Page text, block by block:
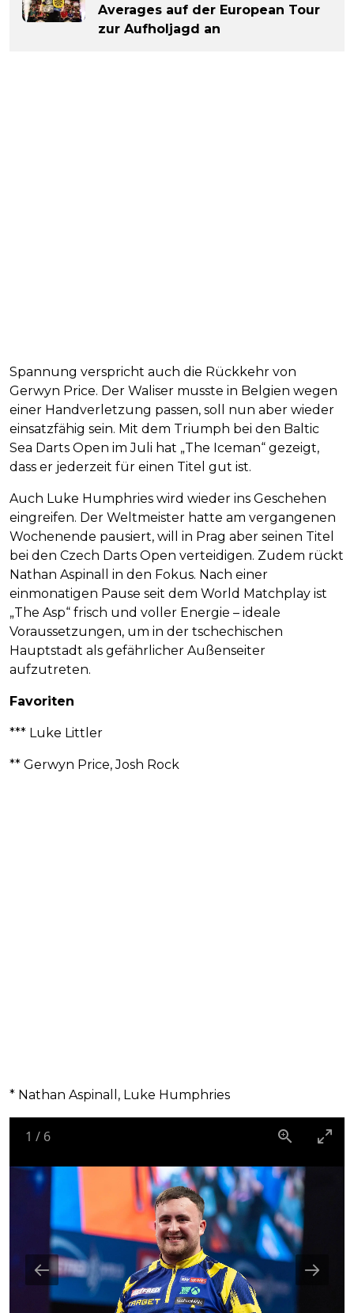
Averages auf der European Tour
zur Aufholjagd an
Spannung verspricht auch die Rückkehr von
Gerwyn Price. Der Waliser musste in Belgien wegen
einer Handverletzung passen, soll nun aber wieder
einsatzfähig sein. Mit dem Triumph bei den Baltic
Sea Darts Open im Juli hat „The Iceman“ gezeigt,
dass er jederzeit für einen Titel gut ist.
Auch Luke Humphries wird wieder ins Geschehen
eingreifen. Der Weltmeister hatte am vergangenen
Wochenende pausiert, will in Prag aber seinen Titel
bei den Czech Darts Open verteidigen. Zudem rückt
Nathan Aspinall in den Fokus. Nach einer
einmonatigen Pause seit dem World Matchplay ist
„The Asp“ frisch und voller Energie – ideale
Voraussetzungen, um in der tschechischen
Hauptstadt als gefährlicher Außenseiter
aufzutreten.
Favoriten
*** Luke Littler
** Gerwyn Price, Josh Rock
* Nathan Aspinall, Luke Humphries
1 / 6